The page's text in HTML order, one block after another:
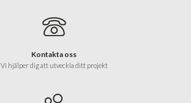
Kontakta oss
Vi hjälper dig att utveckla ditt projekt